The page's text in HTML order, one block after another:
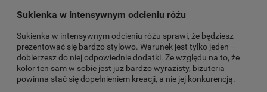
Sukienka w intensywnym odcieniu różu
Sukienka w intensywnym odcieniu różu sprawi, że będziesz
prezentować się bardzo stylowo. Warunek jest tylko jeden –
dobierzesz do niej odpowiednie dodatki. Ze względu na to, że
kolor ten sam w sobie jest już bardzo wyrazisty, biżuteria
powinna stać się dopełnieniem kreacji, a nie jej konkurencją.